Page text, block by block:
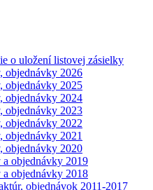
o uložení listovej zásielky
objednávky 2026
objednávky 2025
objednávky 2024
objednávky 2023
objednávky 2022
objednávky 2021
objednávky 2020
objednávky 2019
objednávky 2018
objednávok 2011-2017